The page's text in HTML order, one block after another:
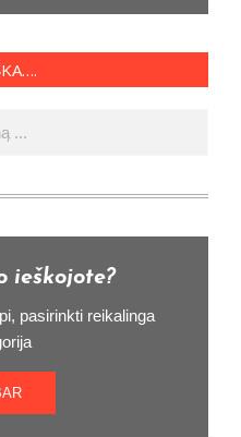
ieškojote?
pasirinkti reikalinga